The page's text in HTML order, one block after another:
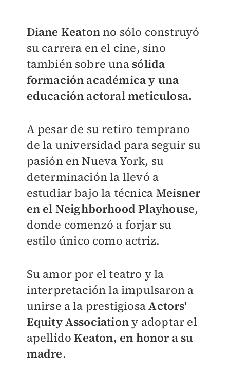
Diane Keatonno sólo construyó
su carrera en el cine, sino
también sobre una sólida
formación académica y una
educación actoral meticulosa.
A pesar de su retiro temprano
de la universidad para seguir su
pasión en Nueva York, su
determinación la llevó a
estudiar bajo la técnica Meisner
en el Neighborhood Playhouse,
donde comenzó a forjar su
estilo único como actriz.
Su amor por el teatro y la
interpretación la impulsaron a
unirse a la prestigiosaActors'
Equity Associationy adoptar el
apellidoKeaton, en honor a su
madre.